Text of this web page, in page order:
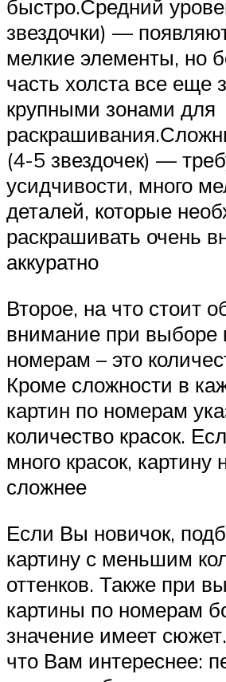
быстро.Средний
звездочки) —
мелкие элементы, но
часть холста все еще
крупными зонами для
(4-5 звездочек) —
усидчивости, много
деталей, которые
раскрашивать очень
аккуратно
Второе, на что стоит
внимание при выборе
номерам – это
Кроме сложности в
картин по номерам
количество красок.
много красок, картину
сложнее
Если Вы новичок,
картину с меньшим
оттенков. Также при
картины по номерам
значение имеет
что Вам интереснее: